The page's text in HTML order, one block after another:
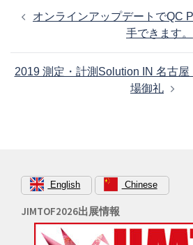
稿
ビ
ゲ
オンラインアップデートでQC
手できます。
2019 測定・計測Solution IN 名古
場御礼
English Chinese
JIMTOF2026出展情報